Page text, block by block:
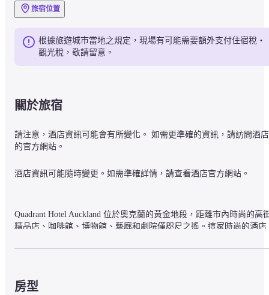
旅宿位置
根據旅遊城市當地之規定，現場有可能需要額外支付住宿稅・
觀光稅，敬請留意。
關於旅宿
請注意，酒店資訊可能會有所變化。 如需更準確的資訊，請訪問酒店
的官方網站。
酒店資訊可能隨時變更。如需準確詳情，請查看酒店官方網站。
Quadrant Hotel Auckland 位於奧克蘭的黃金地段，距離市內時尚的高
精品店、咖啡館、博物館、藝廊和劇院僅咫尺之遙。這家時尚的酒店
現代化的工作室和公寓，全部裝潢精美，設備齊全，包括電視、無線
或充滿活力的城市。住宿期間，賓客可使用飯店的多項設施，包括設
房型